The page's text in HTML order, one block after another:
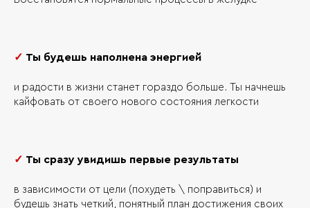
✓ Ты будешь наполнена энергией
и радости в жизни станет гораздо больше. Ты начнешь
кайфовать от своего нового состояния легкости
✓ Ты сразу увидишь первые результаты
в зависимости от цели (похудеть \ поправиться) и
будешь знать четкий, понятный план достижения своих